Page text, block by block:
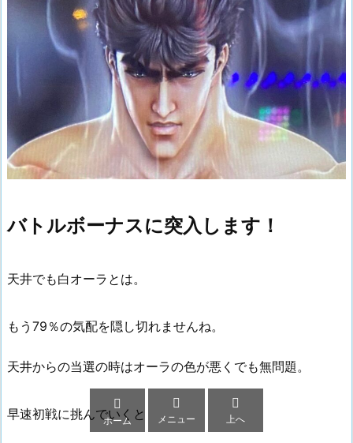
バトルボーナスに突入します！
天井でも白オーラとは。
もう79％の気配を隠し切れませんね。
天井からの当選の時はオーラの色が悪くでも無問題。
早速初戦に挑んでいくと

ホーム

メニュー

上へ